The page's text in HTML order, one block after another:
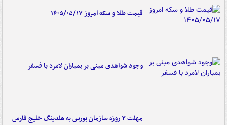
قیمت طلا و سکه امروز ۱۴۰۵/۰۵/۱۷
وجود شواهدی مبنی بر بمباران لامرد با فسفر
مهلت ۳ روزه سازمان بورس به هلدینگ خلیج فارس